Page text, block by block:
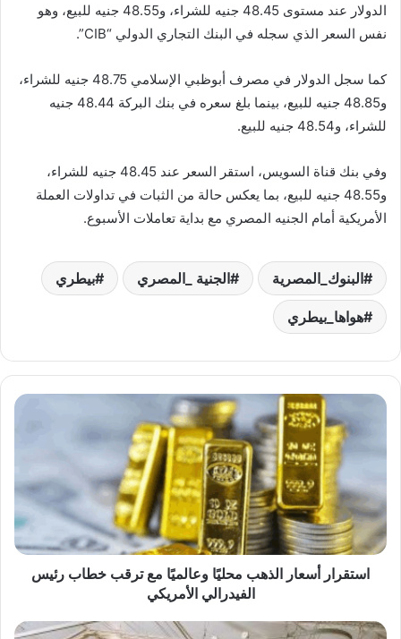
الدولار عند مستوى 48.45 جنيه للشراء، و48.55 جنيه للبيع، وهو
نفس السعر الذي سجله في البنك التجاري الدولي “CIB”.
كما سجل الدولار في مصرف أبوظبي الإسلامي 48.75 جنيه للشراء،
و48.85 جنيه للبيع، بينما بلغ سعره في بنك البركة 48.44 جنيه
للشراء، و48.54 جنيه للبيع.
وفي بنك قناة السويس، استقر السعر عند 48.45 جنيه للشراء،
و48.55 جنيه للبيع، بما يعكس حالة من الثبات في تداولات العملة
الأمريكية أمام الجنيه المصري مع بداية تعاملات الأسبوع.
البنوك_المصرية الجنية _المصري بيطري
هواها_بيطري
استقرار
مع
ترقب
خطاب
رئيس
الفيدرالي
استقرار أسعار الذهب محليًا وعالميًا مع ترقب خطاب رئيس
الفيدرالي الأمريكي
صناعة